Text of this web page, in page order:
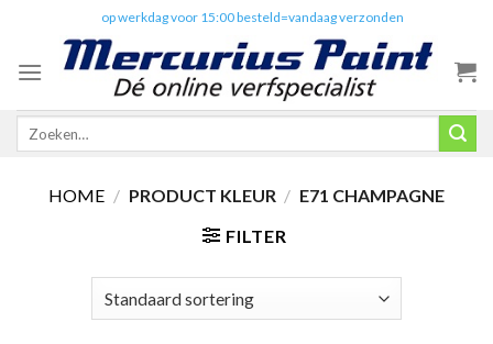
content
op werkdag voor 15:00 besteld=vandaag verzonden
Zoeken
HOME / PRODUCT KLEUR / E71 CHAMPAGNE
FILTER